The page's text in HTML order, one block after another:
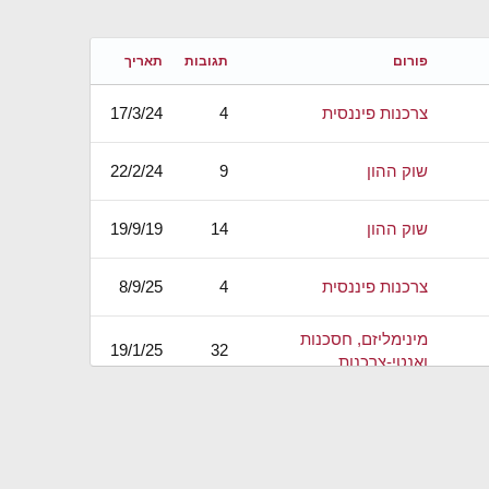
פורום תגובות תאריך
צרכנות פיננסית 4
17/3/24
שוק ההון 9
22/2/24
שוק ההון 14
19/9/19
צרכנות פיננסית 4
8/9/25
מינימליזם, חסכנות
ואנטי-צרכנות
32
19/1/25